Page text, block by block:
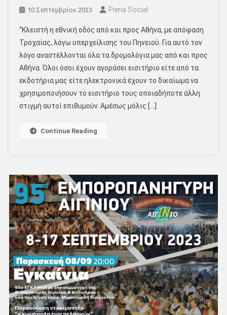
10 Σεπτεμβρίου 2023 Pieria Social
“Κλειστή η εθνική οδός από και προς Αθήνα, με απόφαση
Τροχαίας, λόγω υπερχείλισης του Πηνειού. Για αυτό τον
λόγο αναστέλλονται όλα τα δρομολόγια μας από και προς
Αθήνα. Όλοι όσοι έχουν αγοράσει εισιτήριο είτε από τα
εκδοτήρια μας είτε ηλεκτρονικά έχουν το δικαίωμα να
χρησιμοποιήσουν το εισιτήριο τους οποιαδήποτε άλλη
στιγμή αυτοί επιθυμούν. Αμέσως μόλις […]
Continue Reading